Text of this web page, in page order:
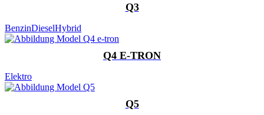
Q3
BenzinDieselHybrid
Q4 E-TRON
Elektro
Q5